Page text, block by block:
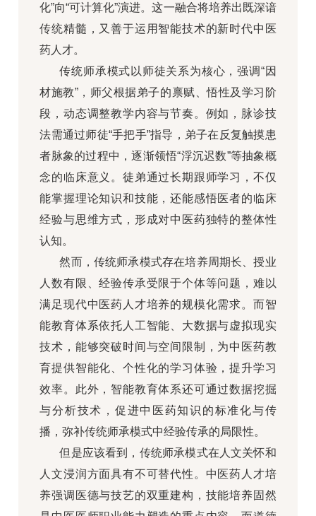
化”向“可计算化”演进。这一融合将培养出既深谙
传统精髓，又善于运用智能技术的新时代中医
药人才。
传统师承模式以师徒关系为核心，强调“因
材施教”，师父根据弟子的禀赋、悟性及学习阶
段，动态调整教学内容与节奏。例如，脉诊技
法需通过师徒“手把手”指导，弟子在反复触摸患
者脉象的过程中，逐渐领悟“浮沉迟数”等抽象概
念的临床意义。徒弟通过长期跟师学习，不仅
能掌握理论知识和技能，还能感悟医者的临床
经验与思维方式，形成对中医药独特的整体性
认知。
然而，传统师承模式存在培养周期长、授业
人数有限、经验传承受限于个体等问题，难以
满足现代中医药人才培养的规模化需求。而智
能教育体系依托人工智能、大数据与虚拟现实
技术，能够突破时间与空间限制，为中医药教
育提供智能化、个性化的学习体验，提升学习
效率。此外，智能教育体系还可通过数据挖掘
与分析技术，促进中医药知识的标准化与传
播，弥补传统师承模式中经验传承的局限性。
但是应该看到，传统师承模式在人文关怀和
人文浸润方面具有不可替代性。中医药人才培
养强调医德与技艺的双重建构，技能培养固然